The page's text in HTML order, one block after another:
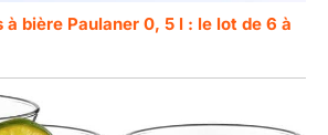
à bière Paulaner 0, 5 l : le lot de 6 à